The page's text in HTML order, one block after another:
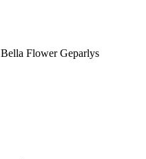
Bella Flower Geparlys